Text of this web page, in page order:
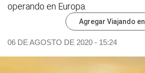
operando en Europa.
Agregar Viajando en
06 DE AGOSTO DE 2020 - 15:24